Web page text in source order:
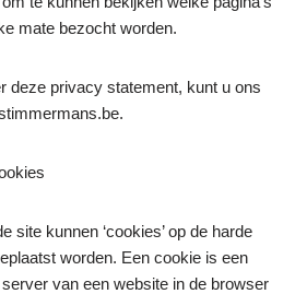
mate bezocht worden.
deze privacy statement, kunt u ons
site kunnen ‘cookies’ op de harde
worden. Een cookie is een
van een website in de browser